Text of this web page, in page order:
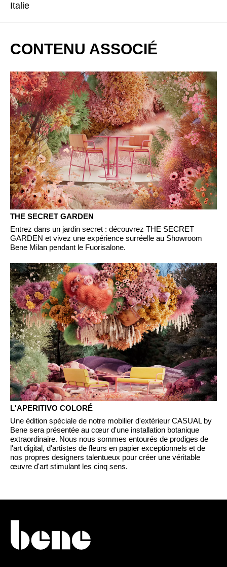
Finlande
France(FR)
Grande-Bretagne(GB)
Guinée(GN)
Hong Kong(HK)
Hongrie(HU)
Inde(IN)
Indonésie(ID)
Iran(IR)
Irlande(IE)
Irlande du Nord (UK)(GB)
Israël(IL)
Italie(IT)
Japon(JP)
Jordanie(JO)
Kenya(KE)
Koweït(KW)
Lettonie(LV)
Liechtenstein(LI)
Lituanie(LT)
Luxembourg(LU)
Malaisie(MY)
Maroc(MA)
Mauritanie(MR)
Nigeria(NG)
Norvège(NO)
Nouvelle-Zélande(NZ)
Oman(OM)
Pays-Bas (NL)
Reste du monde()
Roumanie(RO)
Italie
CONTENU ASSOCIÉ
THE SECRET GARDEN
Entrez dans un jardin secret : découvrez THE SECRET
GARDEN et vivez une expérience surréelle au Showroom
Bene Milan pendant le Fuorisalone.
L'APERITIVO COLORÉ
Une édition spéciale de notre mobilier d'extérieur CASUAL by
Bene sera présentée au cœur d'une installation botanique
extraordinaire. Nous nous sommes entourés de prodiges de
l'art digital, d'artistes de fleurs en papier exceptionnels et de
nos propres designers talentueux pour créer une véritable
œuvre d'art stimulant les cinq sens.